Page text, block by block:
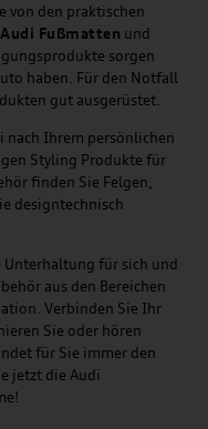
von den praktischen
Audi Fußmatten und
sorgen
haben. Für den Notfall
gut ausgerüstet.
nach Ihrem persönlichen
Styling Produkte für
finden Sie Felgen,
designtechnisch
Unterhaltung für sich und
aus den Bereichen
Verbinden Sie Ihr
Sie oder hören
für Sie immer den
jetzt die Audi